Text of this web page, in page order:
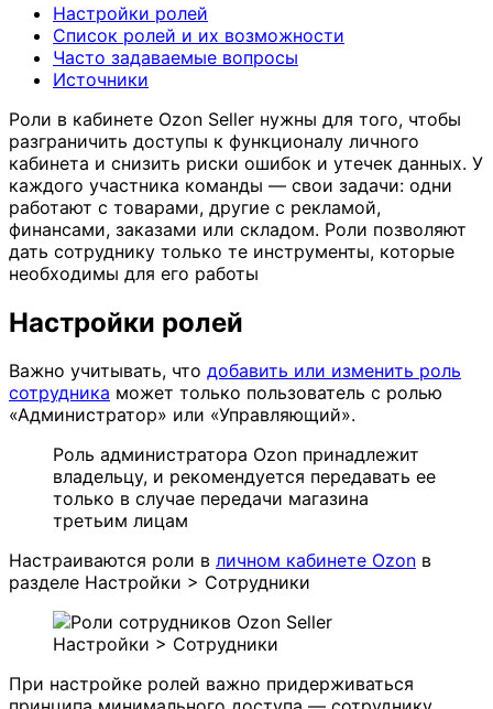
Настройки ролей
Список ролей и их возможности
Часто задаваемые вопросы
Источники
Роли в кабинете Ozon Seller нужны для того, чтобы
разграничить доступы к функционалу личного
кабинета и снизить риски ошибок и утечек данных. У
каждого участника команды — свои задачи: одни
работают с товарами, другие с рекламой,
финансами, заказами или складом. Роли позволяют
дать сотруднику только те инструменты, которые
необходимы для его работы
Настройки ролей
Важно учитывать, что добавить или изменить роль
сотрудника может только пользователь с ролью
«Администратор» или «Управляющий».
Роль администратора Ozon принадлежит
владельцу, и рекомендуется передавать ее
только в случае передачи магазина
третьим лицам
Настраиваются роли в личном кабинете Ozon в
разделе Настройки > Сотрудники
Настройки > Сотрудники
При настройке ролей важно придерживаться